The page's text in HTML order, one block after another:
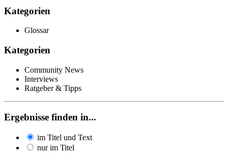
Kategorien
Glossar
Kategorien
Community News
Interviews
Ratgeber & Tipps
Ergebnisse finden in...
im Titel und Text
nur im Titel